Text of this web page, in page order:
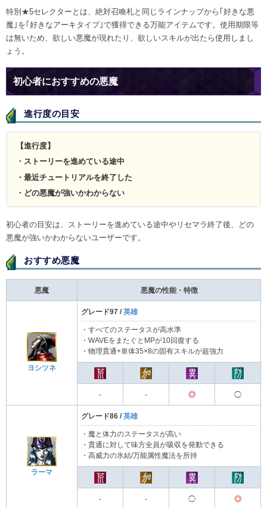
特別★5セレクターとは、絶対召喚札と同じラインナップから｢好きな悪
魔｣を｢好きなアーキタイプ｣で獲得できる万能アイテムです。使用期限等
は無いため、欲しい悪魔が現れたり、欲しいスキルが出たら使用しまし
ょう。
初心者におすすめの悪魔
進行度の目安
【進行度】
・ストーリーを進めている途中
・最近チュートリアルを終了した
・どの悪魔が強いかわからない
初心者の目安は、ストーリーを進めている途中やリセマラ終了後、どの
悪魔が強いかわからないユーザーです。
おすすめ悪魔
悪魔 悪魔の性能・特徴
ヨシツネ
グレード97 / 英雄
・すべてのステータスが高水準
・WAVEをまたぐとMPが10回復する
・物理貫通+単体35×8の固有スキルが超強力
- - ◎ ◯
ラーマ
グレード86 / 英雄
・魔と体力のステータスが高い
・貫通に対して味方全員が吸収を発動できる
・高威力の氷結/万能属性魔法を所持
- - ◯ ◎